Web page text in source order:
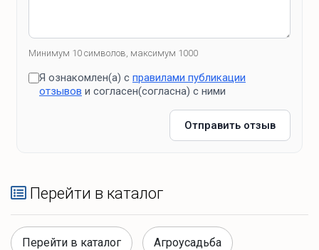
Минимум 10 символов, максимум 1000
Я ознакомлен(а) с правилами публикации
отзывов и согласен(согласна) с ними
Отправить отзыв
Перейти в каталог
Перейти в каталог Агроусадьба